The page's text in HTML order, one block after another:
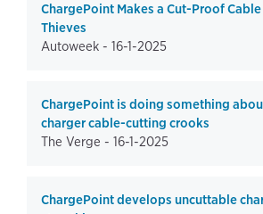
ChargePoint Makes a Cut-Proof
Thieves
Autoweek - 16-1-2025
ChargePoint is doing something
charger cable-cutting crooks
The Verge - 16-1-2025
ChargePoint develops uncuttable